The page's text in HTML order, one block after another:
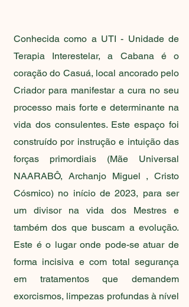
Conhecida como a UTI - Unidade de
Terapia Interestelar, a Cabana é o
coração do Casuá, local ancorado pelo
Criador para manifestar a cura no seu
processo mais forte e determinante na
vida dos consulentes. Este espaço foi
construído por instrução e intuição das
forças primordiais (Mãe Universal
NAARABÔ, Archanjo Miguel , Cristo
Cósmico) no início de 2023, para ser
um divisor na vida dos Mestres e
também dos que buscam a evolução.
Este é o lugar onde pode-se atuar de
forma incisiva e com total segurança
em tratamentos que demandem
exorcismos, limpezas profundas à nível